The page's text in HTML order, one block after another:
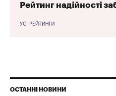
Рейтинг надійності
УСІ РЕЙТИНГИ
ОСТАННІ НОВИНИ